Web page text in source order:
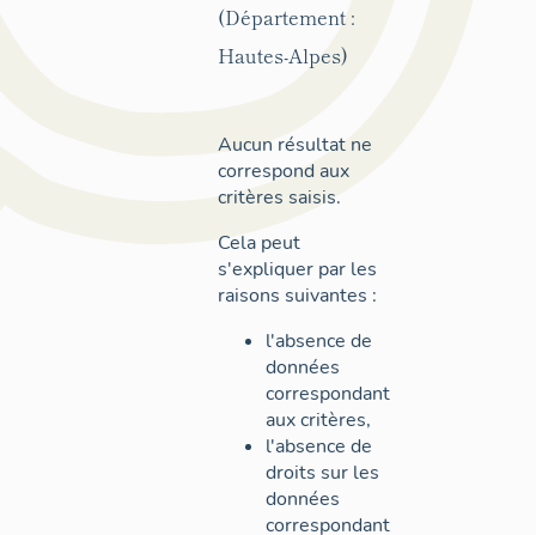
(Département :
Hautes-Alpes)
Aucun résultat ne
correspond aux
critères saisis.
Cela peut
s'expliquer par les
raisons suivantes :
l'absence de
données
correspondant
aux critères,
l'absence de
droits sur les
données
correspondant